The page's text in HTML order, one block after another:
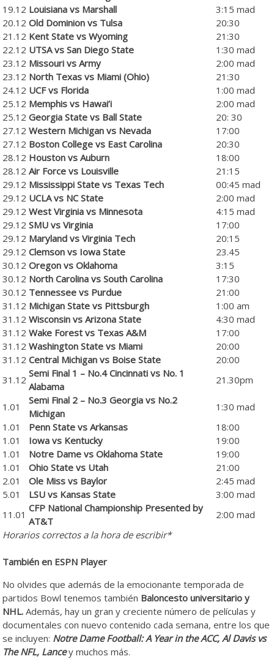
19.12 Louisiana vs Marshall
3:15 mad
20.12 Old Dominion vs Tulsa
20:30
21.12 Kent State vs Wyoming
21:30
22.12 UTSA vs San Diego State
1:30 mad
23.12 Missouri vs Army
2:00 mad
23.12 North Texas vs Miami (Ohio)
21:30
24.12 UCF vs Florida
1:00 mad
25.12 Memphis vs Hawai’i
2:00 mad
25.12 Georgia State vs Ball State
20: 30
27.12 Western Michigan vs Nevada
17:00
27.12 Boston College vs East Carolina
20:30
28.12 Houston vs Auburn
18:00
28.12 Air Force vs Louisville
21:15
29.12 Mississippi State vs Texas Tech
00:45 mad
29.12 UCLA vs NC State
2:00 mad
29.12 West Virginia vs Minnesota
4:15 mad
29.12 SMU vs Virginia
17:00
29.12 Maryland vs Virginia Tech
20:15
29.12 Clemson vs Iowa State
23.45
30.12 Oregon vs Oklahoma
3:15
30.12 North Carolina vs South Carolina
17:30
30.12 Tennessee vs Purdue
21:00
31.12 Michigan State vs Pittsburgh
1:00 am
31.12 Wisconsin vs Arizona State
4:30 mad
31.12 Wake Forest vs Texas A&M
17:00
31.12 Washington State vs Miami
20:00
31.12 Central Michigan vs Boise State
20:00
31.12
Semi Final 1 – No.4 Cincinnati vs No. 1
Alabama
21.30pm
1.01
Semi Final 2 – No.3 Georgia vs No.2
Michigan
1:30 mad
1.01
Penn State vs Arkansas
18:00
1.01
Iowa vs Kentucky
19:00
1.01
Notre Dame vs Oklahoma State
19:00
1.01
Ohio State vs Utah
21:00
2.01
Ole Miss vs Baylor
2:45 mad
5.01
LSU vs Kansas State
3:00 mad
11.01
CFP National Championship Presented by
AT&T
2:00 mad
Horarios correctos a la hora de escribir*
También en ESPN Player
No olvides que además de la emocionante temporada de
partidos Bowl tenemos también Baloncesto universitario y
NHL.Además, hay un gran y creciente número de películas y
documentales con nuevo contenido cada semana, entre los que
se incluyen: Notre Dame Football: A Year in the ACC, Al Davis vs
The NFL, Lancey muchos más.